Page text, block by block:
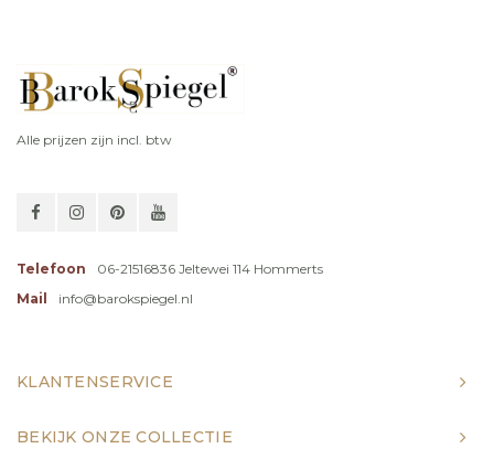
Alle prijzen zijn incl. btw
Telefoon
06-21516836 Jeltewei 114 Hommerts
Mail
info@barokspiegel.nl
KLANTENSERVICE
BEKIJK ONZE COLLECTIE